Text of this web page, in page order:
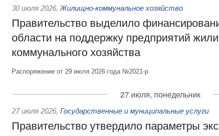
30 июля 2026, Жилищно-коммунальное хозяйство
Правительство выделило
области на поддержку предприятий
коммунального хозяйства
Распоряжение от 29 июля 2026 года №2021-р
27 июля, понедельник
27 июля 2026, Государственные и муниципальные услуги
Правительство утвердило параметры